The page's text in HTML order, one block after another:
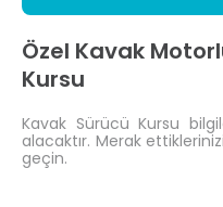
Özel Kavak
Kursu
Kavak Sürücü Kursu
alacaktır. Merak
geçin.